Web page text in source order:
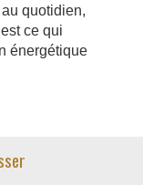
quotidien,
ce qui
énergétique